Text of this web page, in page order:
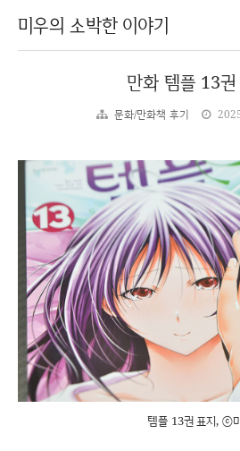
미우의 소박한 이야기
만화 템플 13권
문화/만화책 후기
템플 13권 표지, ⓒ